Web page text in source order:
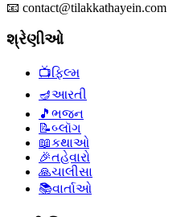
📧 contact@tilakkathayein.com
શ્રેણીઓ
📺ફિલ્મ
🪔આરતી
🎵 ભજન
📝બ્લૉગ
📖કથાઓ
🎉તહેવારો
🙏ચાલીસા
📚વાર્તાઓ